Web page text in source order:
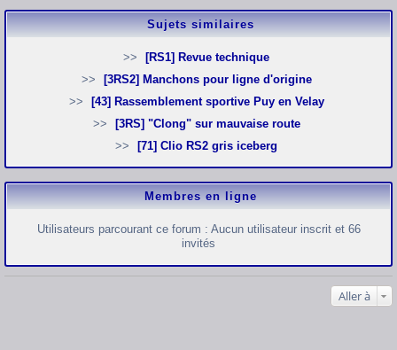
Sujets similaires
[RS1] Revue technique
[3RS2] Manchons pour ligne d'origine
[43] Rassemblement sportive Puy en Velay
[3RS] "Clong" sur mauvaise route
[71] Clio RS2 gris iceberg
Membres en ligne
Utilisateurs parcourant ce forum : Aucun utilisateur inscrit et 66
invités
Aller à